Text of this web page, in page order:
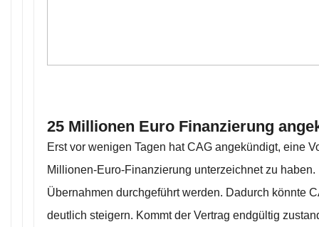
25 Millionen Euro Finanzierung
Erst vor wenigen Tagen hat CAG angekündigt, eine
Millionen-Euro-Finanzierung unterzeichnet zu
Übernahmen durchgeführt werden. Dadurch könnte
deutlich steigern. Kommt der Vertrag endgültig